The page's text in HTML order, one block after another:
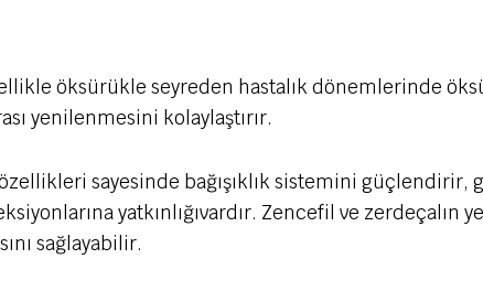
öksürükle seyreden hastalık dönemlerinde
yenilenmesini kolaylaştırır.
sayesinde bağışıklık sistemini güçlendirir,
yatkınlığıvardır. Zencefil ve
sağlayabilir.